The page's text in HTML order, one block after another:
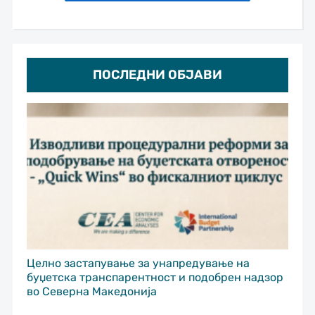
ПОСЛЕДНИ ОБЈАВИ
Целно застапување за унапредување на
буџетска транспарентност и подобрен надзор
во Северна Македонија